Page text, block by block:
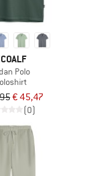
Polo
€ 45,47
(0)